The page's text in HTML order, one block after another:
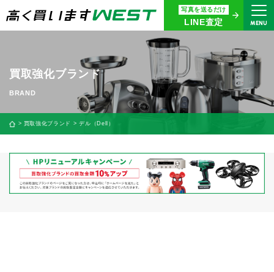
写真を送るだけ
LINE査定 MENU
まずはお気軽にお問い合わせ・
査定をご依頼ください
買取専用ダイヤル
0120-914-094
9:00〜18:30(年中無休)
24時間365日受付
買取に関する質問や相談もすぐにできて便利
簡単操作！LINE査定
買取強化ブランド
買取強化ブランド デル（Dell）